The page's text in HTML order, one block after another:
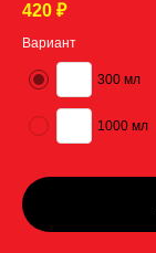
420 ₽
Вариант
300 мл
1000 мл